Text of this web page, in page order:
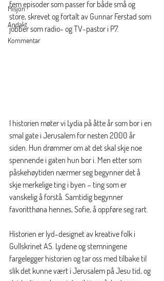
Misjon
Andakt
Kommentar
fem episoder som passer for både små og
store, skrevet og fortalt av Gunnar Ferstad som
jobber som radio- og TV-pastor i P7.
I historien møter vi Lydia på åtte år som bor i en
smal gate i Jerusalem for nesten 2000 år
siden. Hun drømmer om at det skal skje noe
spennende i gaten hun bor i. Men etter som
påskehøytiden nærmer seg begynner det å
skje merkelige ting i byen – ting som er
vanskelig å forstå. Samtidig begynner
favoritthøna hennes, Sofie, å oppføre seg rart.
Historien er lyd-designet av kreative folk i
Gullskrinet AS. Lydene og stemningene
fargelegger historien og tar oss med tilbake til
slik det kunne vært i Jerusalem på Jesu tid, og